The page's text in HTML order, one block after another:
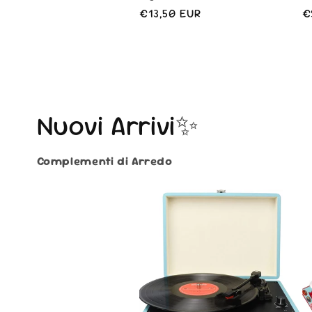
Prezzo
€13,50 EUR
Nuovi Arrivi✨
Complementi di Arredo